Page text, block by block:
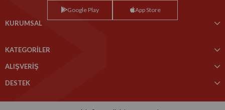
Google Play App Store
KURUMSAL
KATEGORİLER
ALIŞVERİŞ
DESTEK